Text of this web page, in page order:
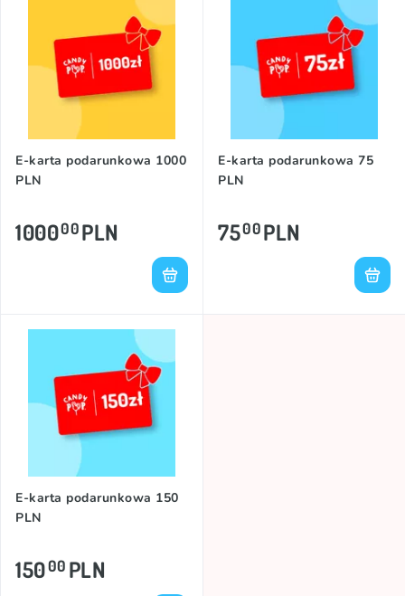
E-karta podarunkowa 1000
PLN
100000PLN
E-karta podarunkowa 75
PLN
7500PLN
E-karta podarunkowa 150
PLN
15000 PLN